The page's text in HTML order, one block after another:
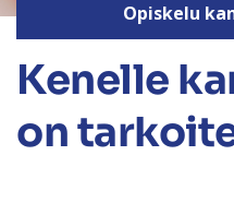
Opiskelu
Kenelle
on